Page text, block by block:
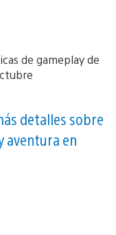
detalles sobre
aventura en